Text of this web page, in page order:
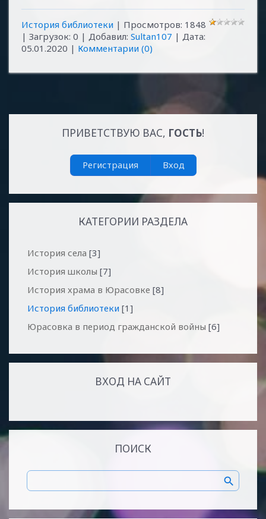
История библиотеки | Просмотров: 1848
| Загрузок: 0 | Добавил: Sultan107 | Дата:
05.01.2020 | Комментарии (0)
ПРИВЕТСТВУЮ ВАС, ГОСТЬ!
Регистрация Вход
КАТЕГОРИИ РАЗДЕЛА
История села [3]
История школы [7]
История храма в Юрасовке [8]
История библиотеки [1]
Юрасовка в период гражданской войны [6]
ВХОД НА САЙТ
ПОИСК